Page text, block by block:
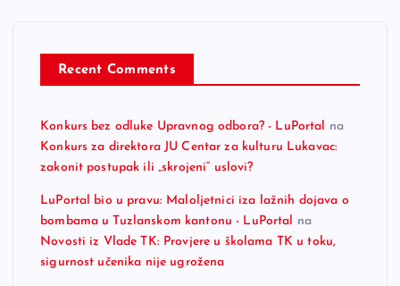
Recent Comments
Konkurs bez odluke Upravnog odbora? - LuPortal na
Konkurs za direktora JU Centar za kulturu Lukavac:
zakonit postupak ili „skrojeni“ uslovi?
LuPortal bio u pravu: Maloljetnici iza lažnih dojava o
bombama u Tuzlanskom kantonu - LuPortal na
Novosti iz Vlade TK: Provjere u školama TK u toku,
sigurnost učenika nije ugrožena